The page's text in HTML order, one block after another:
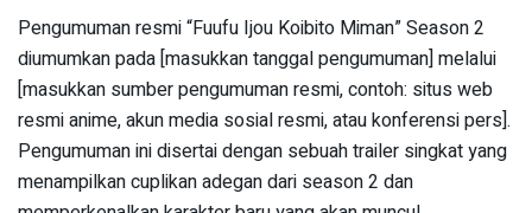
Pengumuman resmi “Fuufu Ijou Koibito Miman” Season 2
diumumkan pada [masukkan tanggal pengumuman] melalui
[masukkan sumber pengumuman resmi, contoh: situs web
resmi anime, akun media sosial resmi, atau konferensi pers].
Pengumuman ini disertai dengan sebuah trailer singkat yang
menampilkan cuplikan adegan dari season 2 dan